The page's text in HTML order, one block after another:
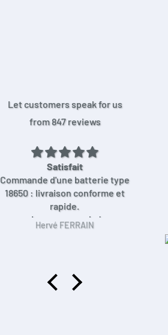
Let customers speak for us
from 847 reviews
Satisfait
Commande d'une batterie type
18650 : livraison conforme et
rapide.
Je recommande !
Hervé FERRAIN